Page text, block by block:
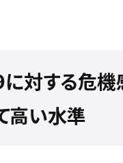
に対する危
高い水準